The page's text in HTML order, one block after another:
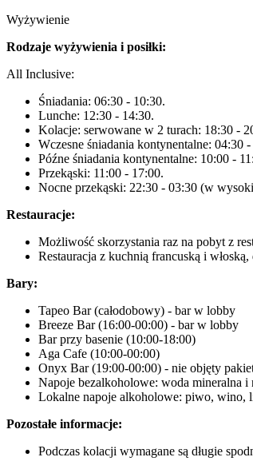
Wyżywienie
Rodzaje wyżywienia i posiłki:
All Inclusive:
Śniadania: 06:30 - 10:30.
Lunche: 12:30 - 14:30.
Kolacje: serwowane w 2 turach: 18:30 -
Wczesne śniadania kontynentalne: 04:30
Późne śniadania kontynentalne: 10:00 -
Przekąski: 11:00 - 17:00.
Nocne przekąski: 22:30 - 03:30 (w
Restauracje:
Możliwość skorzystania raz na pobyt z
Restauracja z kuchnią francuską i włoską,
Bary:
Tapeo Bar (całodobowy) - bar w lobby
Breeze Bar (16:00-00:00) - bar w lobby
Bar przy basenie (10:00-18:00)
Aga Cafe (10:00-00:00)
Onyx Bar (19:00-00:00) - nie objęty
Napoje bezalkoholowe: woda mineralna i
Lokalne napoje alkoholowe: piwo, wino,
Pozostałe informacje:
Podczas kolacji wymagane są długie